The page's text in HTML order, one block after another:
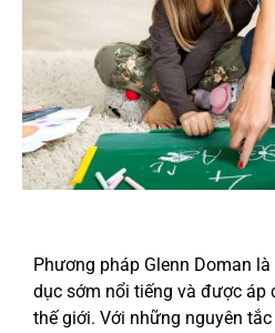
Phương pháp Glenn Doman
dục sớm nổi tiếng và được áp
thế giới. Với những nguyên